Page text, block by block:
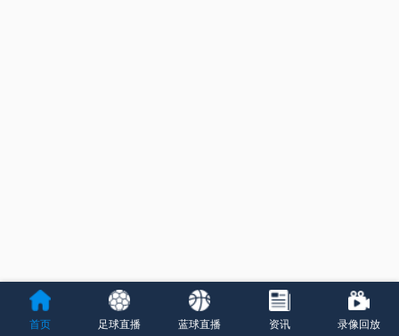
首页 足球直播 蓝球直播 资讯 录像回放